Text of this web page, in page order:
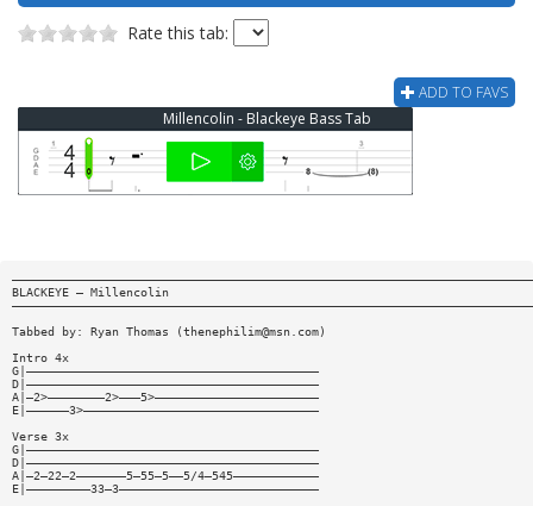
Rate this tab:
ADD TO FAVS
Millencolin - Blackeye Bass Tab
BLACKEYE — Millencolin
Tabbed by: Ryan Thomas (thenephilim@msn.com)
Intro 4x
G|—————————————————————————————————————————
D|—————————————————————————————————————————
A|—2>————————2>———5>———————————————————————
E|——————3>—————————————————————————————————
Verse 3x
G|—————————————————————————————————————————
D|—————————————————————————————————————————
A|—2—22—2———————5—55—5——5/4—545————————————
E|—————————33—3————————————————————————————